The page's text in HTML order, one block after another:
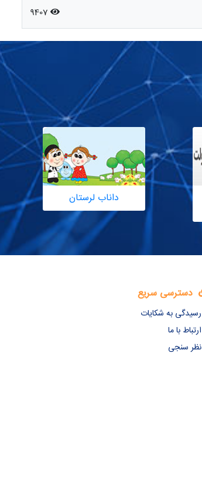
9407
داناب لرستان
دسترسی سریع
رسیدگی به شکایات
ارتباط با ما
نظر سنجی